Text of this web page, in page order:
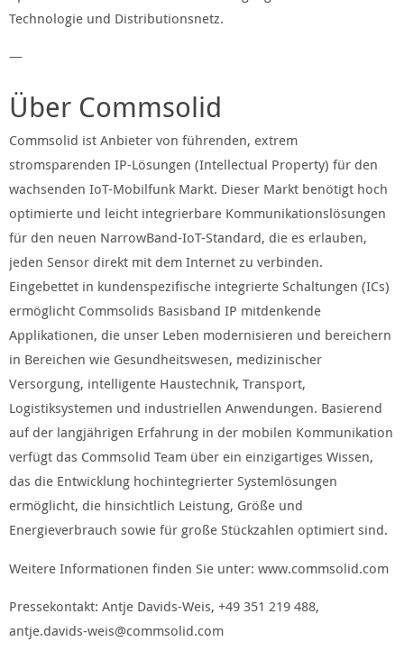
Technologie und Distributionsnetz.
—
Über Commsolid
Commsolid ist Anbieter von führenden, extrem
stromsparenden IP-Lösungen (Intellectual Property) für den
wachsenden IoT-Mobilfunk Markt. Dieser Markt benötigt hoch
optimierte und leicht integrierbare Kommunikationslösungen
für den neuen NarrowBand-IoT-Standard, die es erlauben,
jeden Sensor direkt mit dem Internet zu verbinden.
Eingebettet in kundenspezifische integrierte Schaltungen (ICs)
ermöglicht Commsolids Basisband IP mitdenkende
Applikationen, die unser Leben modernisieren und bereichern
in Bereichen wie Gesundheitswesen, medizinischer
Versorgung, intelligente Haustechnik, Transport,
Logistiksystemen und industriellen Anwendungen. Basierend
auf der langjährigen Erfahrung in der mobilen Kommunikation
verfügt das Commsolid Team über ein einzigartiges Wissen,
das die Entwicklung hochintegrierter Systemlösungen
ermöglicht, die hinsichtlich Leistung, Größe und
Energieverbrauch sowie für große Stückzahlen optimiert sind.
Weitere Informationen finden Sie unter: www.commsolid.com
Pressekontakt: Antje Davids-Weis, +49 351 219 488,
antje.davids-weis@commsolid.com